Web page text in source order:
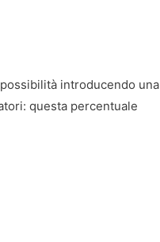
introducendo una
questa percentuale